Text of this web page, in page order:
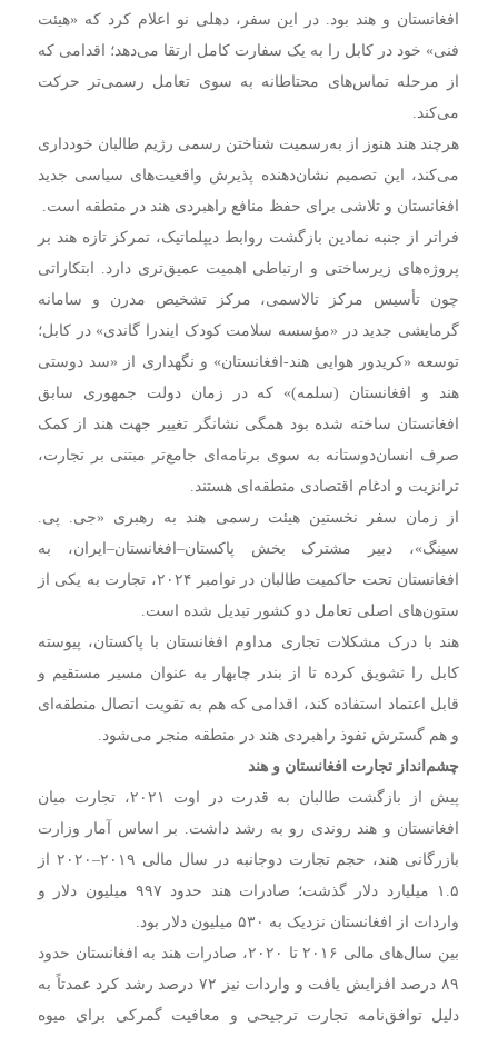
افغانستان و هند بود. در این سفر، دهلی نو اعلام کرد که «هیئت
فنی» خود در کابل را به یک سفارت کامل ارتقا می‌دهد؛ اقدامی که
از مرحله تماس‌های محتاطانه به سوی تعامل رسمی‌تر حرکت
می‌کند.
هرچند هند هنوز از به‌رسمیت شناختن رسمی رژیم طالبان خودداری
می‌کند، این تصمیم نشان‌دهنده پذیرش واقعیت‌های سیاسی جدید
افغانستان و تلاشی برای حفظ منافع راهبردی هند در منطقه است.
فراتر از جنبه نمادین بازگشت روابط دیپلماتیک، تمرکز تازه هند بر
پروژه‌های زیرساختی و ارتباطی اهمیت عمیق‌تری دارد. ابتکاراتی
چون تأسیس مرکز تالاسمی، مرکز تشخیص مدرن و سامانه
گرمایشی جدید در «مؤسسه سلامت کودک ایندرا گاندی» در کابل؛
توسعه «کریدور هوایی هند-افغانستان» و نگهداری از «سد دوستی
هند و افغانستان (سلمه)» که در زمان دولت جمهوری سابق
افغانستان ساخته شده بود همگی نشانگر تغییر جهت هند از کمک
صرف انسان‌دوستانه به سوی برنامه‌ای جامع‌تر مبتنی بر تجارت،
ترانزیت و ادغام اقتصادی منطقه‌ای هستند.
از زمان سفر نخستین هیئت رسمی هند به رهبری «جی. پی.
سینگ»، دبیر مشترک بخش پاکستان–افغانستان–ایران، به
افغانستان تحت حاکمیت طالبان در نوامبر ۲۰۲۴، تجارت به یکی از
ستون‌های اصلی تعامل دو کشور تبدیل شده است.
هند با درک مشکلات تجاری مداوم افغانستان با پاکستان، پیوسته
کابل را تشویق کرده تا از بندر چابهار به عنوان مسیر مستقیم و
قابل اعتماد استفاده کند، اقدامی که هم به تقویت اتصال منطقه‌ای
و هم گسترش نفوذ راهبردی هند در منطقه منجر می‌شود.
چشم‌انداز تجارت افغانستان و هند
پیش از بازگشت طالبان به قدرت در اوت ۲۰۲۱، تجارت میان
افغانستان و هند روندی رو به رشد داشت. بر اساس آمار وزارت
بازرگانی هند، حجم تجارت دوجانبه در سال مالی ۲۰۱۹–۲۰۲۰ از
۱.۵ میلیارد دلار گذشت؛ صادرات هند حدود ۹۹۷ میلیون دلار و
واردات از افغانستان نزدیک به ۵۳۰ میلیون دلار بود.
بین سال‌های مالی ۲۰۱۶ تا ۲۰۲۰، صادرات هند به افغانستان حدود
۸۹ درصد افزایش یافت و واردات نیز ۷۲ درصد رشد کرد عمدتاً به
دلیل توافق‌نامه تجارت ترجیحی و معافیت گمرکی برای میوه